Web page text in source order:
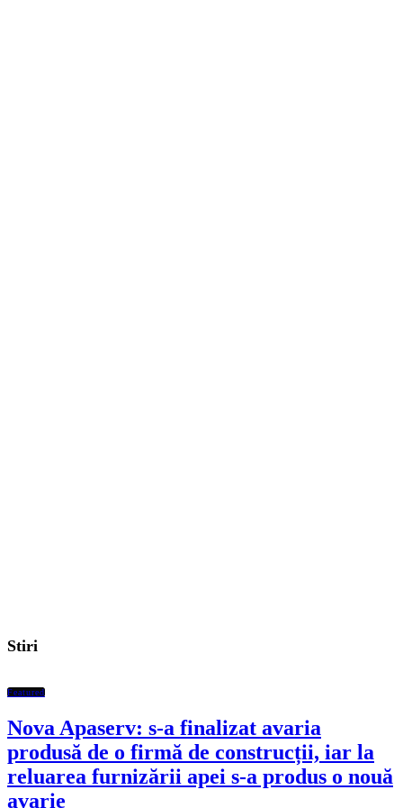
Stiri
Featured
Nova Apaserv: s-a finalizat avaria
produsă de o firmă de construcții, iar la
reluarea furnizării apei s-a produs o nouă
avarie